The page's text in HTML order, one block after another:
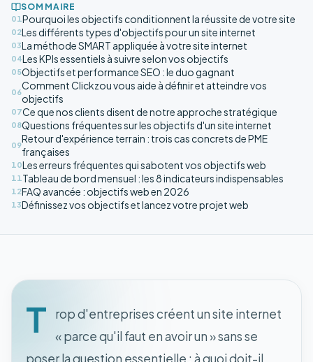
SOMMAIRE
01Pourquoi les objectifs conditionnent la réussite de votre site
02Les différents types d'objectifs pour un site internet
03La méthode SMART appliquée à votre site internet
04Les KPIs essentiels à suivre selon vos objectifs
05Objectifs et performance SEO : le duo gagnant
06
Comment Clickzou vous aide à définir et atteindre vos
objectifs
07Ce que nos clients disent de notre approche stratégique
08Questions fréquentes sur les objectifs d'un site internet
09
Retour d'expérience terrain : trois cas concrets de PME
françaises
10Les erreurs fréquentes qui sabotent vos objectifs web
11Tableau de bord mensuel : les 8 indicateurs indispensables
12FAQ avancée : objectifs web en 2026
13Définissez vos objectifs et lancez votre projet web
T
rop d'entreprises créent un site internet
« parce qu'il faut en avoir un » sans se
poser la question essentielle : à quoi doit-il